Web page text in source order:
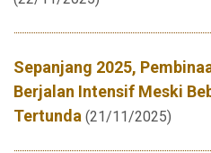
Sepanjang 2025,
Berjalan Intensif Meski
Tertunda (21/11/2025)